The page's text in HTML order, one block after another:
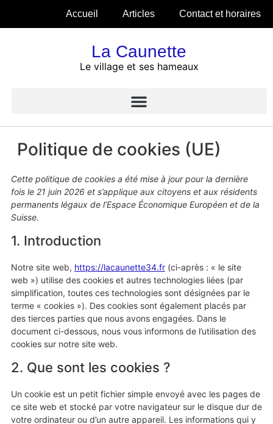
Accueil Articles Contact et horaires
La Caunette
Le village et ses hameaux
Politique de cookies (UE)
Cette politique de cookies a été mise à jour pour la dernière
fois le 21 juin 2026 et s’applique aux citoyens et aux résidents
permanents légaux de l’Espace Économique Européen et de la
Suisse.
1. Introduction
Notre site web, https://lacaunette34.fr(ci-après : « le site
web ») utilise des cookies et autres technologies liées (par
simplification, toutes ces technologies sont désignées par le
terme « cookies »). Des cookies sont également placés par
des tierces parties que nous avons engagées. Dans le
document ci-dessous, nous vous informons de l’utilisation des
cookies sur notre site web.
2. Que sont les cookies ?
Un cookie est un petit fichier simple envoyé avec les pages de
ce site web et stocké par votre navigateur sur le disque dur de
votre ordinateur ou d’un autre appareil. Les informations qui y